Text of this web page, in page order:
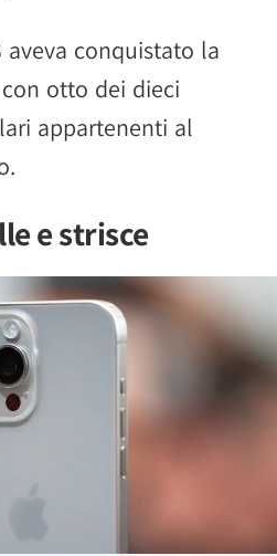
aveva conquistato la
otto dei dieci
appartenenti al
e strisce